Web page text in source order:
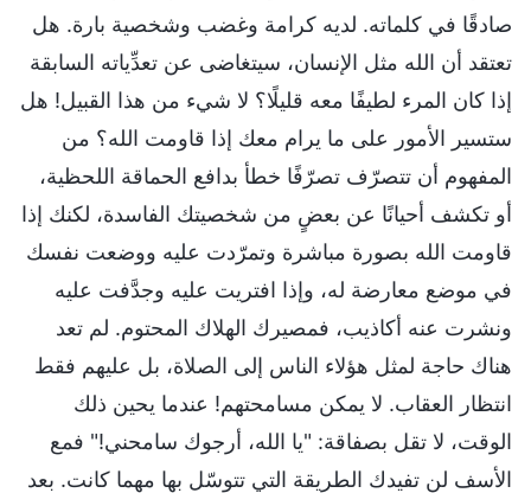
صادقًا في كلماته. لديه كرامة وغضب وشخصية بارة. هل
تعتقد أن الله مثل الإنسان، سيتغاضى عن تعدِّياته السابقة
إذا كان المرء لطيفًا معه قليلًا؟ لا شيء من هذا القبيل! هل
ستسير الأمور على ما يرام معك إذا قاومت الله؟ من
المفهوم أن تتصرّف تصرّفًا خطأ بدافع الحماقة اللحظية،
أو تكشف أحيانًا عن بعضٍ من شخصيتك الفاسدة، لكنك إذا
قاومت الله بصورة مباشرة وتمرّدت عليه ووضعت نفسك
في موضع معارضة له، وإذا افتريت عليه وجدَّفت عليه
ونشرت عنه أكاذيب، فمصيرك الهلاك المحتوم. لم تعد
هناك حاجة لمثل هؤلاء الناس إلى الصلاة، بل عليهم فقط
انتظار العقاب. لا يمكن مسامحتهم! عندما يحين ذلك
الوقت، لا تقل بصفاقة: "يا الله، أرجوك سامحني!" فمع
الأسف لن تفيدك الطريقة التي تتوسّل بها مهما كانت. بعد